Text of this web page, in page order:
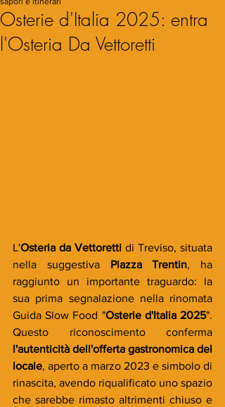
Osterie d'Italia 2025: entra
l'Osteria Da Vettoretti
L'Osteria da Vettoretti di Treviso, situata
nella suggestiva Piazza Trentin, ha
raggiunto un importante traguardo: la
sua prima segnalazione nella rinomata
Guida Slow Food "Osterie d'Italia 2025".
l'autenticità dell'offerta gastronomica del
locale, aperto a marzo 2023 e simbolo di
rinascita, avendo riqualificato uno spazio
che sarebbe rimasto altrimenti chiuso e